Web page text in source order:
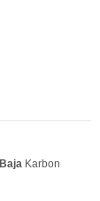
Baja Karbon